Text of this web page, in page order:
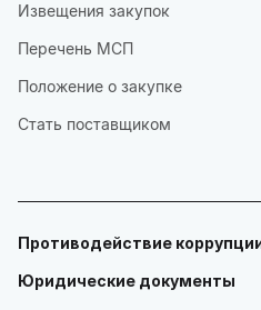
Извещения закупок
Перечень МСП
Положение о закупке
Стать поставщиком
Противодействие
Юридические документы